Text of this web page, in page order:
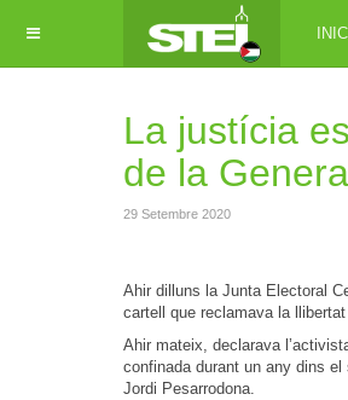
INICI
La justícia
de la
29 Setembre 2020
Ahir dilluns la Junta Electoral
cartell que reclamava la
Ahir mateix, declarava
confinada durant un any dins
Jordi Pesarrodona.